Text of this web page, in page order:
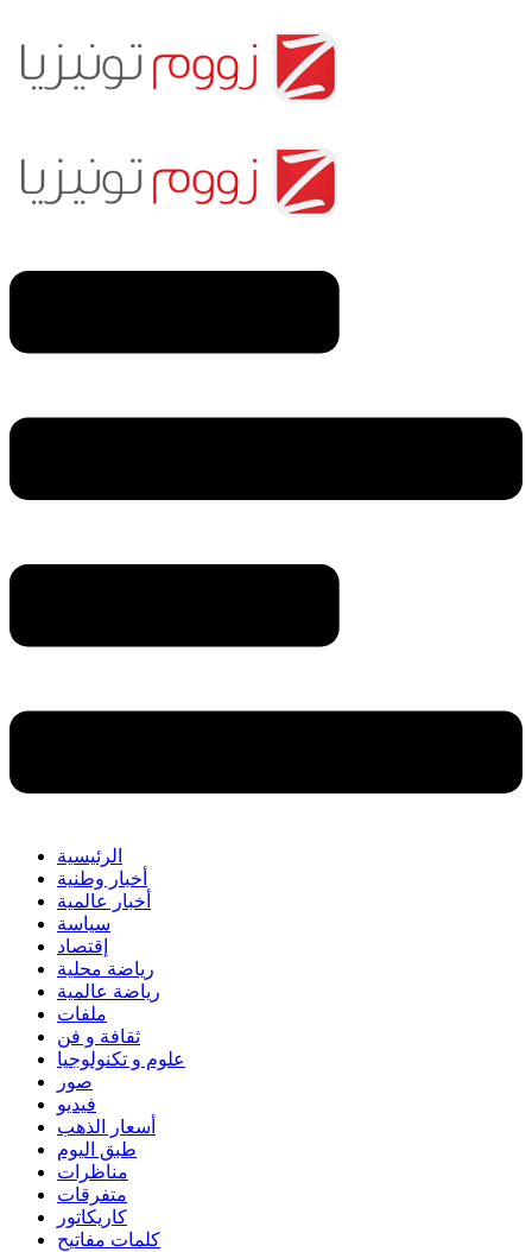
الرئيسية
أخبار وطنية
أخبار عالمية
سياسة
إقتصاد
رياضة محلية
رياضة عالمية
ملفات
ثقافة و فن
علوم و تكنولوجيا
صور
فيديو
أسعار الذهب
طبق اليوم
مناظرات
متفرقات
كاريكاتور
كلمات مفاتيح